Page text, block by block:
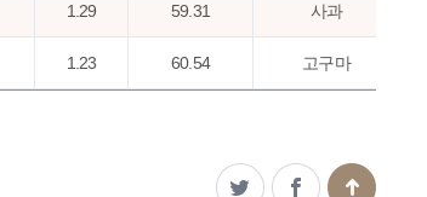
1.29 59.31 사과
1.23 60.54 고구마
밀가루